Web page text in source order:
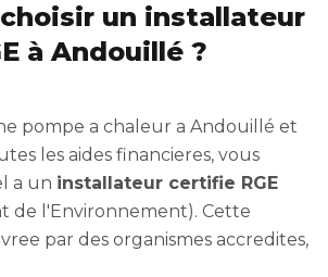
un installateur
à Andouillé ?
pompe a chaleur a Andouillé et
les aides financieres, vous
a un installateur certifie RGE
de l'Environnement). Cette
par des organismes accredites,